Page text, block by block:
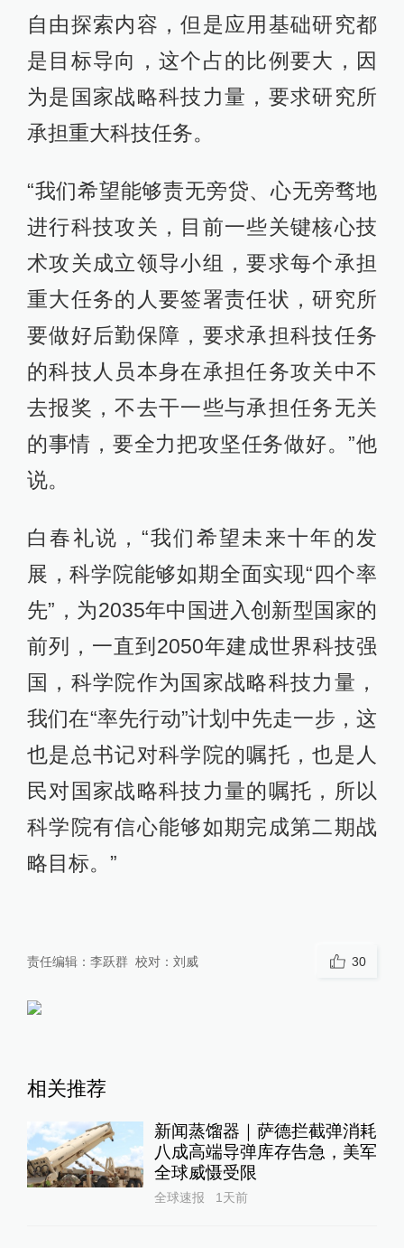
自由探索内容，但是应用基础研究都
是目标导向，这个占的比例要大，因
为是国家战略科技力量，要求研究所
承担重大科技任务。
“我们希望能够责无旁贷、心无旁骛地
进行科技攻关，目前一些关键核心技
术攻关成立领导小组，要求每个承担
重大任务的人要签署责任状，研究所
要做好后勤保障，要求承担科技任务
的科技人员本身在承担任务攻关中不
去报奖，不去干一些与承担任务无关
的事情，要全力把攻坚任务做好。”他
说。
白春礼说，“我们希望未来十年的发
展，科学院能够如期全面实现“四个率
先”，为2035年中国进入创新型国家的
前列，一直到2050年建成世界科技强
国，科学院作为国家战略科技力量，
我们在“率先行动”计划中先走一步，这
也是总书记对科学院的嘱托，也是人
民对国家战略科技力量的嘱托，所以
科学院有信心能够如期完成第二期战
略目标。”
责任编辑： 李跃群 校对： 刘威 30
相关推荐
新闻蒸馏器｜萨德拦截弹消耗
八成高端导弹库存告急，美军
全球威慑受限
全球速报 1天前